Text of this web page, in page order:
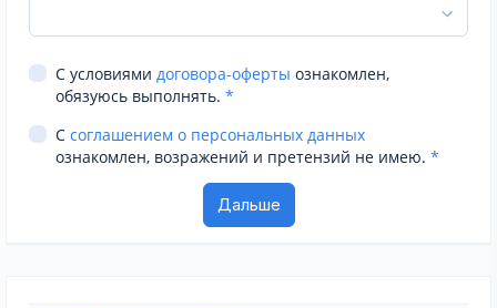
С условиями договора-оферты ознакомлен,
обязуюсь выполнять. *
С соглашением о персональных данных
ознакомлен, возражений и претензий не имею. *